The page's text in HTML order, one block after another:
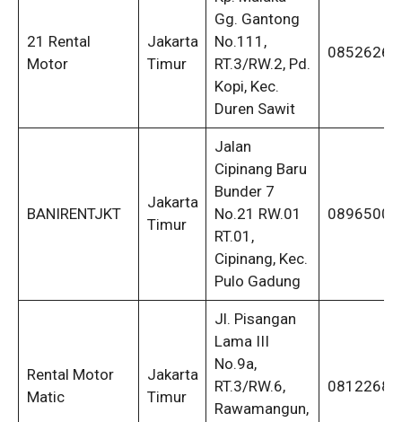
21 Rental
Motor
Jakarta
Timur
Gg. Gantong
No.111,
RT.3/RW.2, Pd.
Kopi, Kec.
Duren Sawit
BANIRENTJKT
Jakarta
Timur
Jalan
Cipinang Baru
Bunder 7
No.21 RW.01
RT.01,
Cipinang, Kec.
Pulo Gadung
Rental Motor
Matic
Jakarta
Timur
Jl. Pisangan
Lama III
No.9a,
RT.3/RW.6,
Rawamangun,